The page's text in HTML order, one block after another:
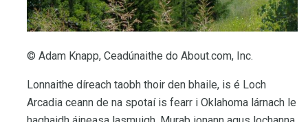
© Adam Knapp, Ceadúnaithe do About.com, Inc.
Lonnaithe díreach taobh thoir den bhaile, is é Loch
Arcadia ceann de na spotaí is fearr i Oklahoma lárnach le